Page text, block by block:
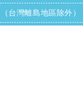
灣離島地區除外）